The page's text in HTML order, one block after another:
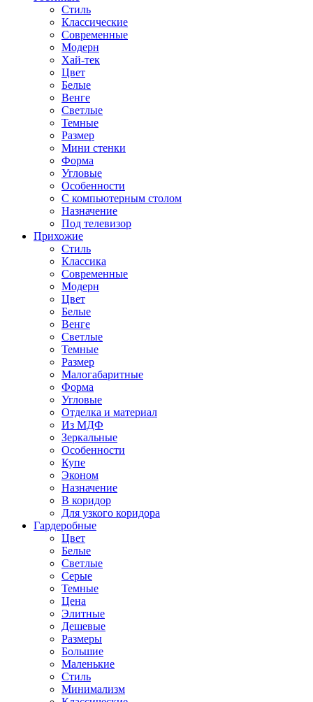
Стиль
Классические
Современные
Модерн
Хай-тек
Цвет
Белые
Венге
Светлые
Темные
Размер
Мини стенки
Форма
Угловые
Особенности
С компьютерным столом
Назначение
Под телевизор
Прихожие
Стиль
Классика
Современные
Модерн
Цвет
Белые
Венге
Светлые
Темные
Размер
Малогабаритные
Форма
Угловые
Отделка и материал
Из МДФ
Зеркальные
Особенности
Купе
Эконом
Назначение
В коридор
Для узкого коридора
Гардеробные
Цвет
Белые
Светлые
Серые
Темные
Цена
Элитные
Дешевые
Размеры
Большие
Маленькие
Стиль
Минимализм